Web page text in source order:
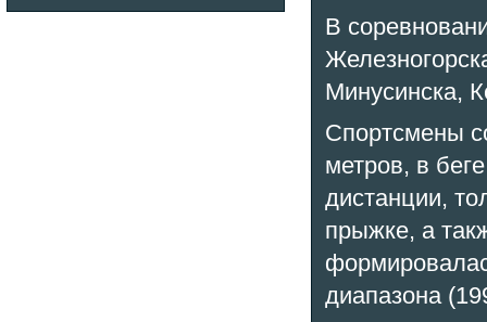
В
Минусинска,
Спортсмены
метров, в
дистанции,
прыжке, а
диапазона